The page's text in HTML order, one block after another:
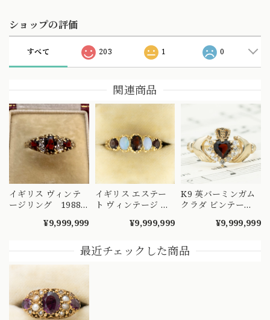
ショップの評価
すべて 203 1 0
関連商品
イギリス ヴィンテ
ージリング 1988
テイストなドレッシ
グ ガーネットとダ
イヤモンドの7スト
ーンリング
DR00522
¥9,999,999
イギリス エステー
ト ヴィンテージ 一
グ K9 ガーネット オ
ッシックで伝統を感
じる作品〜
¥9,999,999
K9 英バーミンガム
クラダ ビンテー
ーネット リング
情熱の赤を纏って～
diamond
¥9,999,999
最近チェックした商品